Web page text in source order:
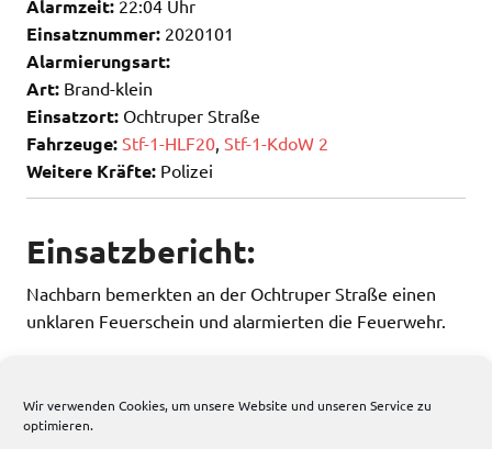
Wir verwenden Cookies, um unsere Website und unseren Service zu
optimieren.
Alarmzeit: 22:04 Uhr
Einsatznummer: 2020101
Alarmierungsart:
Art: Brand-klein
Einsatzort: Ochtruper Straße
Fahrzeuge: Stf-1-HLF20 Stf-1-KdoW 2
Weitere Kräfte: Polizei
Einsatzbericht:
Nachbarn bemerkten an der Ochtruper Straße einen
unklaren Feuerschein und alarmierten die Feuerwehr.